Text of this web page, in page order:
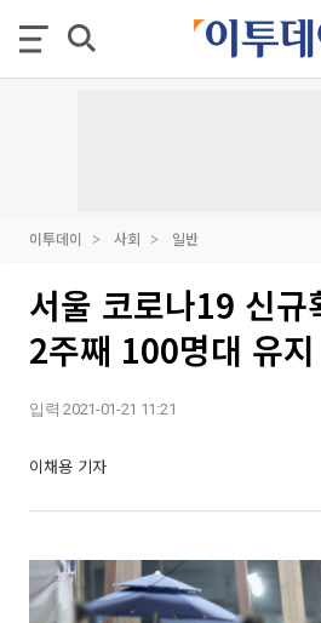
이투데이 사회 일반
서울 코로나19 신
2주째 100명대 유지
입력 2021-01-21 11:21
이채용 기자